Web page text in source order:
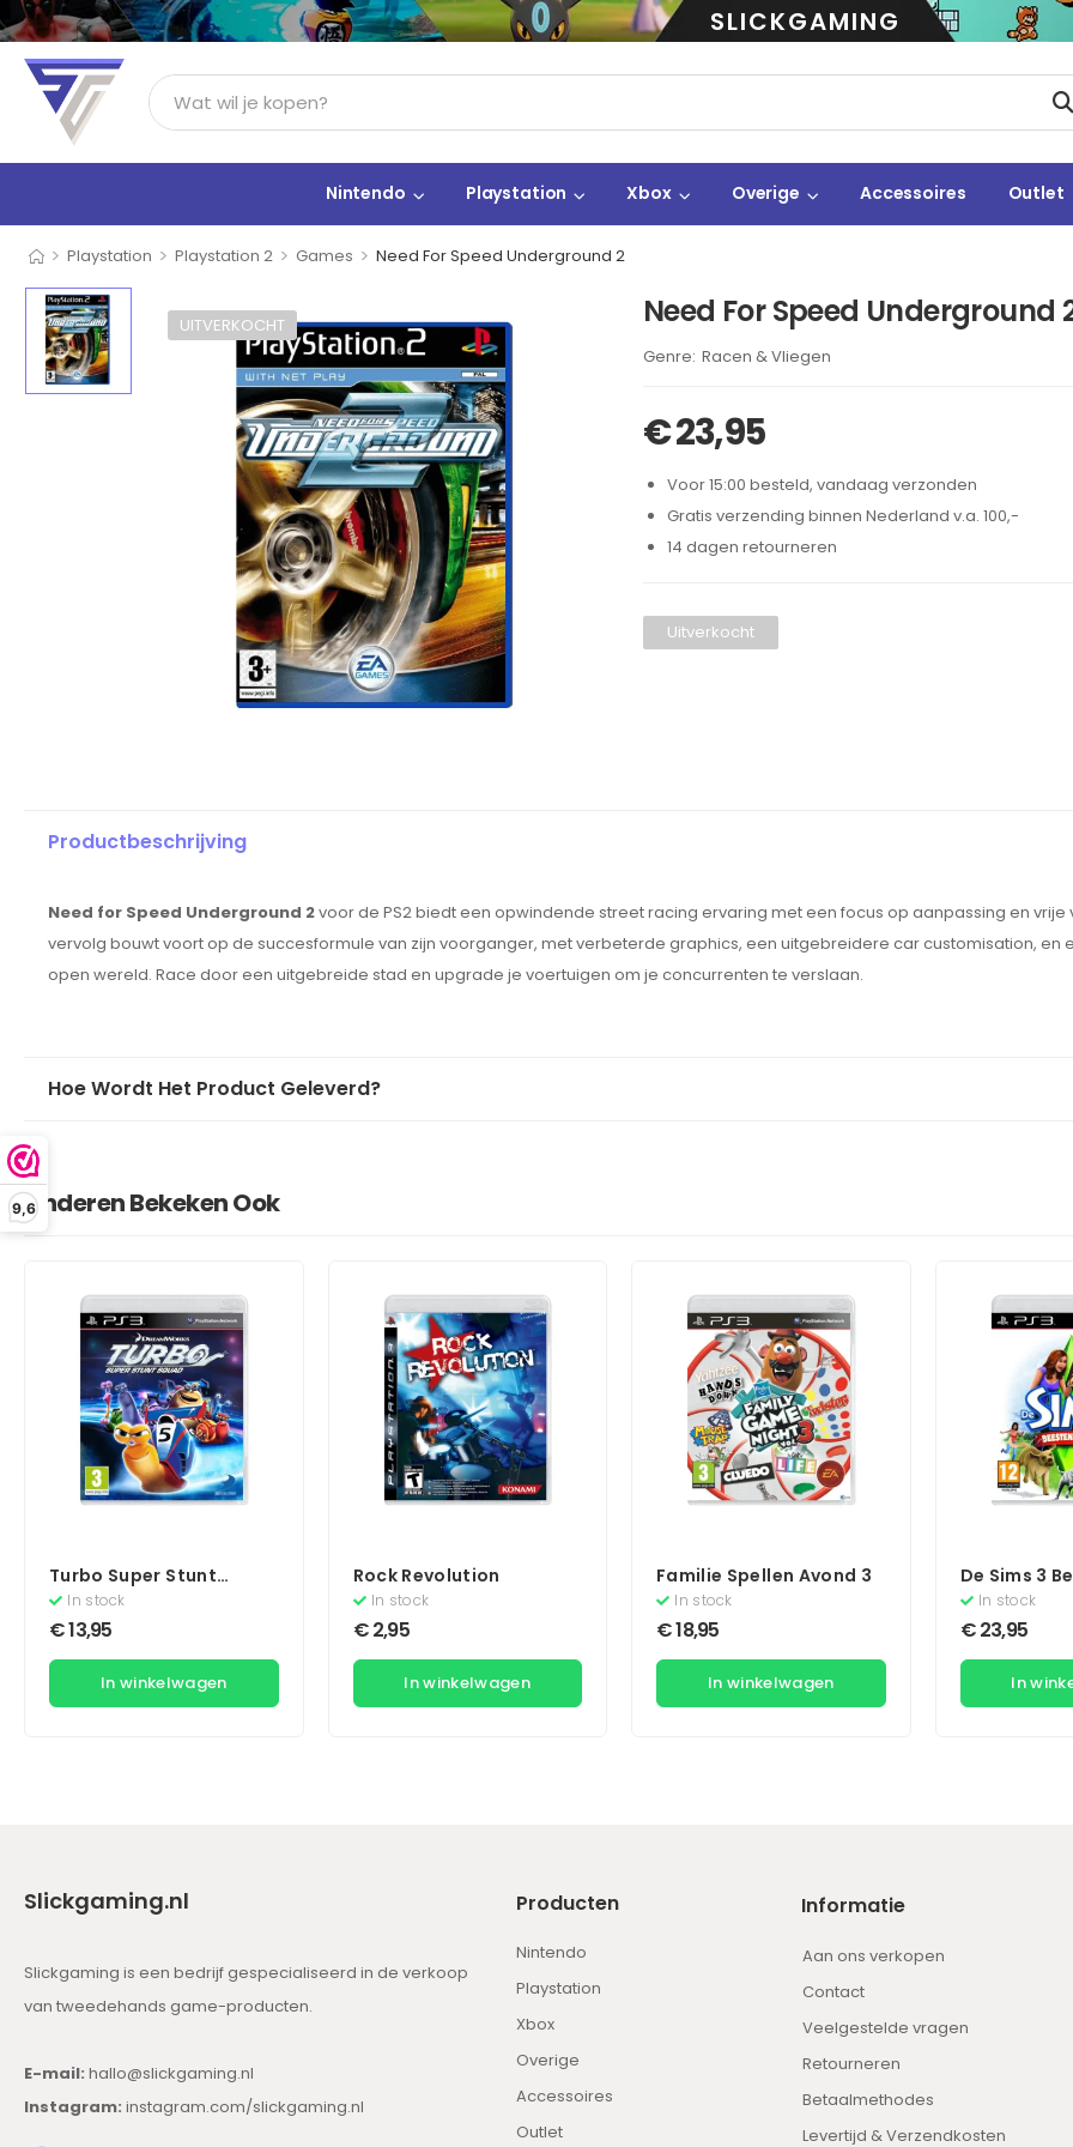
9,6
SLICKGAMING
Nintendo Playstation Xbox Overige Accessoires Outlet
> Playstation > Playstation 2 > Games > Need For Speed Underground 2
UITVERKOCHT Need For Speed Underground
Brand:
Racen & Vliegen
€23,95
Voor 15:00 besteld, vandaag verzonden
Gratis verzending binnen Nederland v.a. 100,-
14 dagen retourneren
Uitverkocht
Productbeschrijving
Need for Speed Underground 2voor de PS2 biedt een opwindende street racing ervaring met een focus op aanpassing en vrije
vervolg bouwt voort op de succesformule van zijn voorganger, met verbeterde graphics, een uitgebreidere car customisation, en
open wereld. Race door een uitgebreide stad en upgrade je voertuigen om je concurrenten te verslaan.
Hoe Wordt Het Product Geleverd?
Anderen Bekeken Ook
Turbo Super Stunt
Squad
In stock
€13,95
In winkelwagen
Rock Revolution
In stock
€2,95
In winkelwagen
Familie Spellen Avond 3
In stock
€18,95
In winkelwagen
De Sims 3
– Limited
In stock
€23,95
In
Slickgaming.nl
Slickgaming is een bedrijf gespecialiseerd in de verkoop
van tweedehands game-producten.
E-mail: hallo@slickgaming.nl
Instagram: instagram.com/slickgaming.nl
Producten
Nintendo
Playstation
Xbox
Overige
Accessoires
Outlet
Informatie
Aan ons verkopen
Contact
Veelgestelde vragen
Retourneren
Betaalmethodes
Levertijd & Verzendkosten